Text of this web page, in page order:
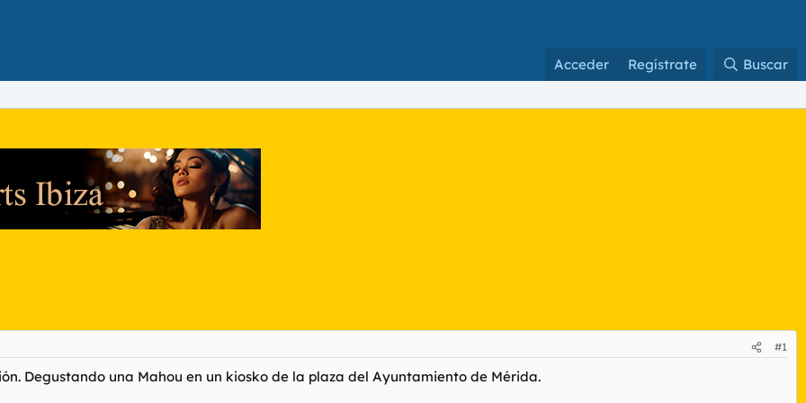
Acceder Regístrate Buscar
#1
Degustando una Mahou en un kiosko de la plaza del Ayuntamiento de Mérida.